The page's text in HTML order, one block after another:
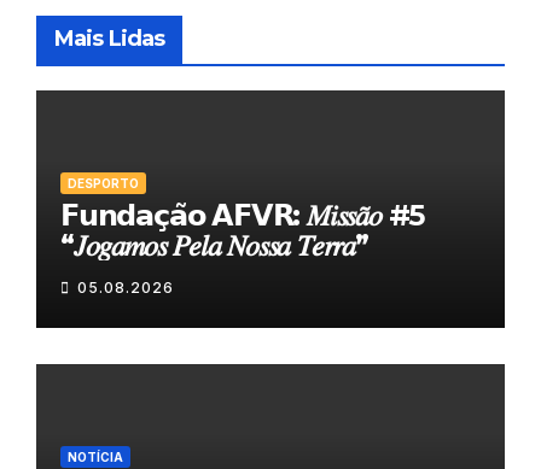
Mais Lidas
DESPORTO
𝗙𝘂𝗻𝗱𝗮𝗰̧𝗮̃𝗼 𝗔𝗙𝗩𝗥: 𝑀𝑖𝑠𝑠𝑎̃𝑜 #5
“𝐽𝑜𝑔𝑎𝑚𝑜𝑠 𝑃𝑒𝑙𝑎 𝑁𝑜𝑠𝑠𝑎 𝑇𝑒𝑟𝑟𝑎”
05.08.2026
NOTÍCIA